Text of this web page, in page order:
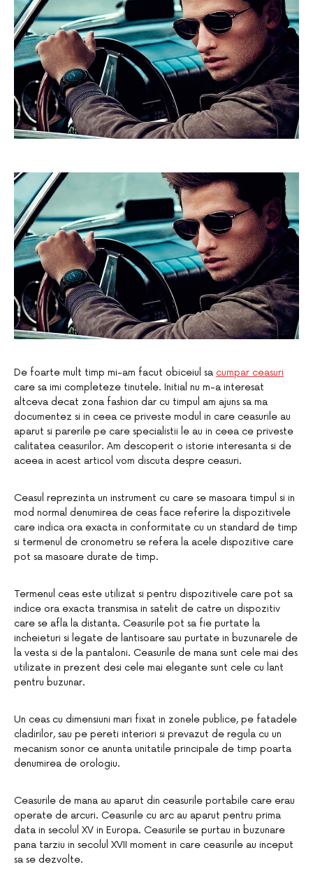
De foarte mult timp mi-am facut obiceiul sa cumpar ceasuri
care sa imi completeze tinutele. Initial nu m-a interesat
altceva decat zona fashion dar cu timpul am ajuns sa ma
documentez si in ceea ce priveste modul in care ceasurile au
aparut si parerile pe care specialistii le au in ceea ce priveste
calitatea ceasurilor. Am descoperit o istorie interesanta si de
aceea in acest articol vom discuta despre ceasuri.
Ceasul reprezinta un instrument cu care se masoara timpul si in
mod normal denumirea de ceas face referire la dispozitivele
care indica ora exacta in conformitate cu un standard de timp
si termenul de cronometru se refera la acele dispozitive care
pot sa masoare durate de timp.
Termenul ceas este utilizat si pentru dispozitivele care pot sa
indice ora exacta transmisa in satelit de catre un dispozitiv
care se afla la distanta. Ceasurile pot sa fie purtate la
incheieturi si legate de lantisoare sau purtate in buzunarele de
la vesta si de la pantaloni. Ceasurile de mana sunt cele mai des
utilizate in prezent desi cele mai elegante sunt cele cu lant
pentru buzunar.
Un ceas cu dimensiuni mari fixat in zonele publice, pe fatadele
cladirilor, sau pe pereti interiori si prevazut de regula cu un
mecanism sonor ce anunta unitatile principale de timp poarta
denumirea de orologiu.
Ceasurile de mana au aparut din ceasurile portabile care erau
operate de arcuri. Ceasurile cu arc au aparut pentru prima
data in secolul XV in Europa. Ceasurile se purtau in buzunare
pana tarziu in secolul XVII moment in care ceasurile au inceput
sa se dezvolte.